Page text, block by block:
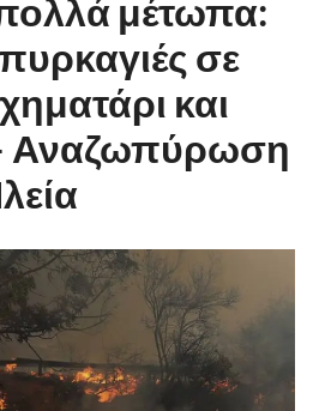
μέτωπα:
πυρκαγιές σε
και
Αναζωπύρωση